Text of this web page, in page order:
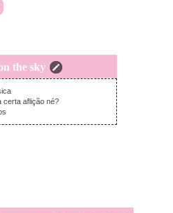
the sky
quarta-feira, setembro 16, 2015
certa aflição né?